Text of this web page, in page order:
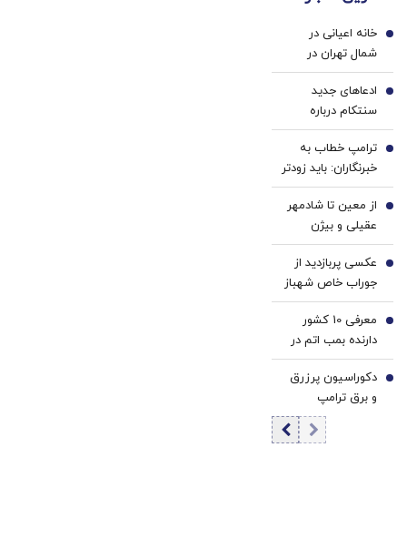
و چک
کرم
ترمیم
کننده
23
روزه
ساخت!
خانه اعیانی در
شمال تهران در
دوران قاجار + عکس
1
ادعاهای جدید
سنتکام درباره
محاصره دریایی/ ۵۱
کشتی تجاری را
منحرف کردیم/ دو
کشتی را از کار
انداخته‌ایم
2
ترامپ خطاب به
خبرنگاران: باید زودتر
بروم؛ یک جنگ در
پیش داریم! + فیلم
3
از معین تا شادمهر
عقیلی و بیژن
مرتضوی/ حرف های
تازه پزشکیان درباره
بازگشت ایرانی ها
به کشور
4
عکسی پربازدید از
جوراب‌ خاص شهباز
شریف در مراسم
امضاء توافق‌ مکه
5
معرفی 10 کشور
دارنده بمب اتم در
جهان/ کدام کشور
بیشترین بمب اتم
را دارد؟ +
6
دکوراسیون پرزرق‌
و برق ترامپ
تداعی‌کننده
کاخ‌های صدام
7